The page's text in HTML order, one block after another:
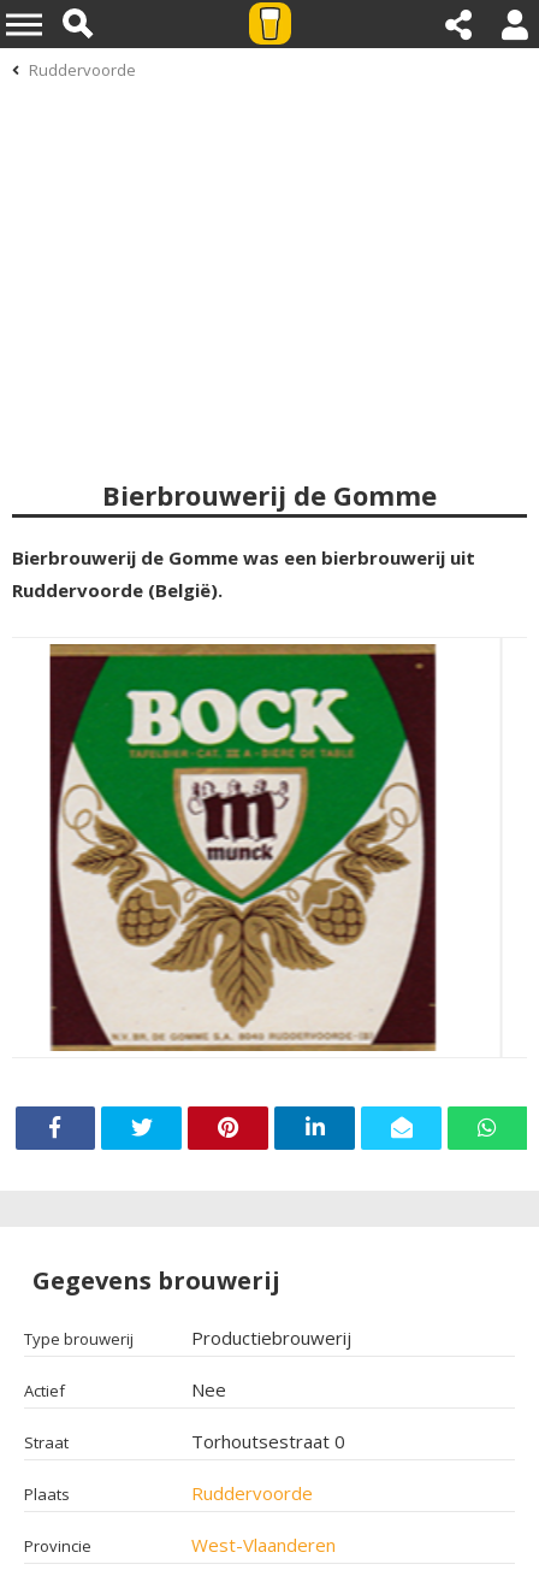
Ruddervoorde
Bierbrouwerij de Gomme
Bierbrouwerij de Gomme was een bierbrouwerij uit
Ruddervoorde (België).
Gegevens brouwerij
Type brouwerij Productiebrouwerij
Actief Nee
Straat Torhoutsestraat 0
Plaats Ruddervoorde
Provincie West-Vlaanderen